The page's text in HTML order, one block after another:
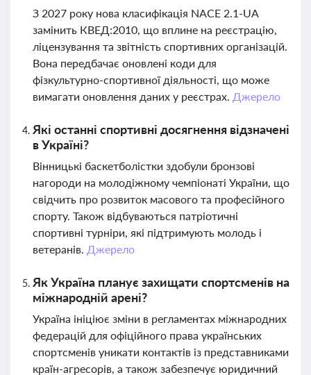
З 2027 року нова класифікація NACE 2.1-UA
замінить КВЕД:2010, що вплине на реєстрацію,
ліцензування та звітність спортивних організацій.
Вона передбачає оновлені коди для
фізкультурно-спортивної діяльності, що може
вимагати оновлення даних у реєстрах. Джерело
Які останні спортивні досягнення відзначені
в Україні?
Вінницькі баскетболістки здобули бронзові
нагороди на молодіжному чемпіонаті України, що
свідчить про розвиток масового та професійного
спорту. Також відбуваються патріотичні
спортивні турніри, які підтримують молодь і
ветеранів. Джерело
Як Україна планує захищати спортсменів на
міжнародній арені?
Україна ініціює зміни в регламентах міжнародних
федерацій для офіційного права українських
спортсменів уникати контактів із представниками
країн-агресорів, а також забезпечує юридичний